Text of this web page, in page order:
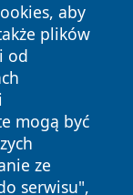
aby
plików
od
mogą być
ze
serwisu",
Polityka
Cookies